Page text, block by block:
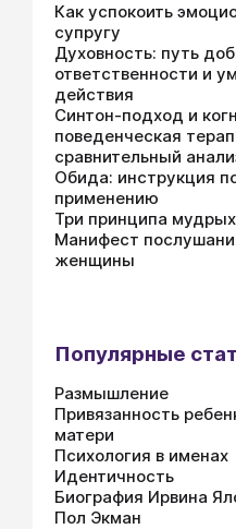
Как успокоить
супругу
Духовность: путь
ответственности и
действия
Синтон-подход и
поведенческая
сравнительный
Обида: инструкция
применению
Три принципа
Манифест
женщины
Популярные
Размышление
Привязанность
матери
Психология в именах
Идентичность
Биография Ирвина
Пол Экман